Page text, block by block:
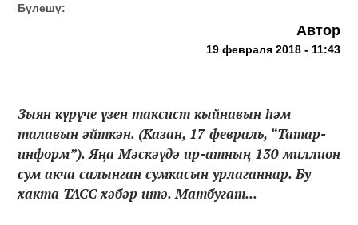
Бүлешү:
Автор
19 февраля 2018 - 11:43
Зыян күрүче үзен таксист кыйнавын һәм
талавын әйткән. (Казан, 17 февраль, “Татар-
информ”). Яңа Мәскәүдә ир-атның 130 миллион
сум акча салынган сумкасын урлаганнар. Бу
хакта ТАСС хәбәр итә. Матбугат...